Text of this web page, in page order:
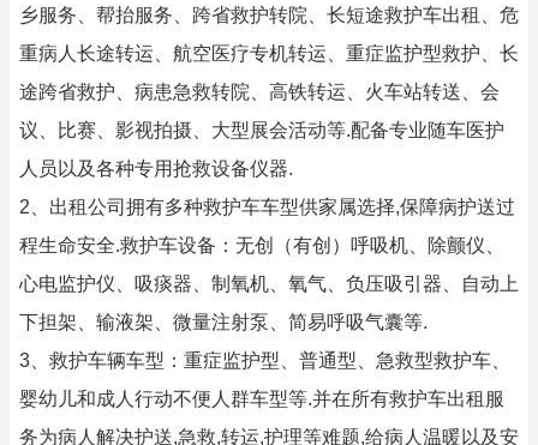
乡服务、帮抬服务、跨省救护转院、长短途救护车出租、危
重病人长途转运、航空医疗专机转运、重症监护型救护、长
途跨省救护、病患急救转院、高铁转运、火车站转送、会
议、比赛、影视拍摄、大型展会活动等.配备专业随车医护
人员以及各种专用抢救设备仪器.
2、出租公司拥有多种救护车车型供家属选择,保障病护送过
程生命安全.救护车设备：无创（有创）呼吸机、除颤仪、
心电监护仪、吸痰器、制氧机、氧气、负压吸引器、自动上
下担架、输液架、微量注射泵、简易呼吸气囊等.
3、救护车辆车型：重症监护型、普通型、急救型救护车、
婴幼儿和成人行动不便人群车型等.并在所有救护车出租服
务为病人解决护送,急救,转运,护理等难题,给病人温暖以及安